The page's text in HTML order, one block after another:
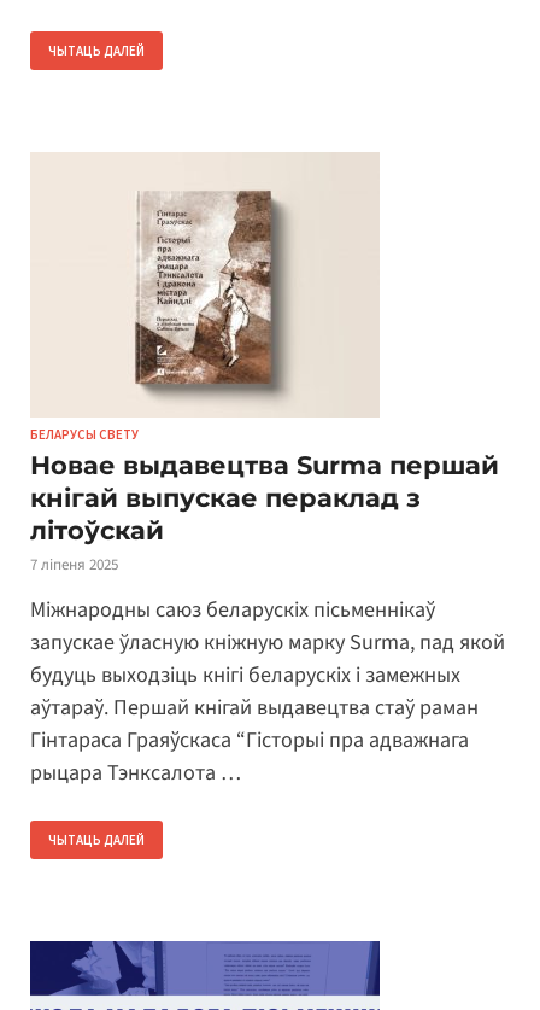
ЧЫТАЦЬ ДАЛЕЙ
БЕЛАРУСЫ СВЕТУ
Новае выдавецтва Surma першай
кнігай выпускае пераклад з
літоўскай
7 ліпеня 2025
Міжнародны саюз беларускіх пісьменнікаў
запускае ўласную кніжную марку Surma, пад якой
будуць выходзіць кнігі беларускіх і замежных
аўтараў. Першай кнігай выдавецтва стаў раман
Гінтараса Граяўскаса “Гісторыі пра адважнага
рыцара Тэнксалота …
ЧЫТАЦЬ ДАЛЕЙ